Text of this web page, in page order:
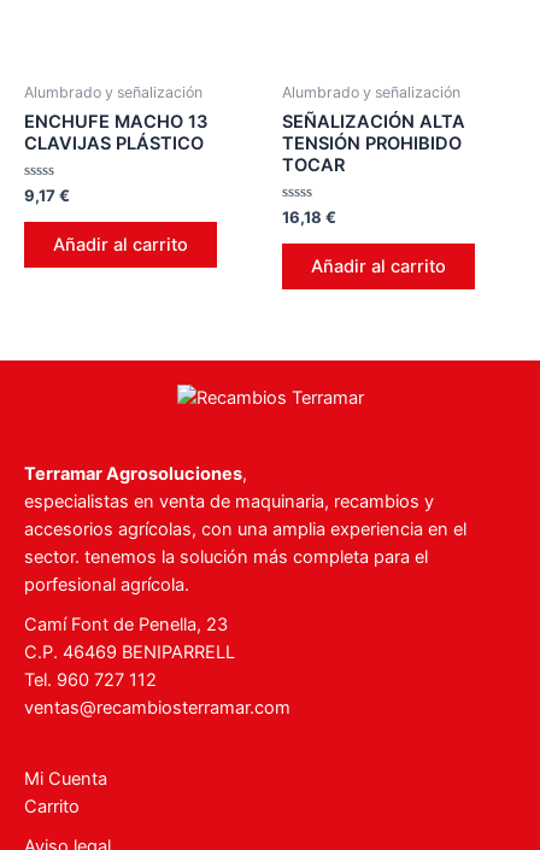
Alumbrado y señalización
ENCHUFE MACHO 13
CLAVIJAS PLÁSTICO
Valorado
en
0
9,17€
Añadir al carrito
Alumbrado y señalización
SEÑALIZACIÓN ALTA
TENSIÓN PROHIBIDO
TOCAR
Valorado
en
0
16,18 €
Añadir al carrito
Terramar Agrosoluciones,
especialistas en venta de maquinaria, recambios y
accesorios agrícolas, con una amplia experiencia en el
sector. tenemos la solución más completa para el
porfesional agrícola.
Camí Font de Penella, 23
C.P. 46469 BENIPARRELL
Tel. 960 727 112
ventas@recambiosterramar.com
Mi Cuenta
Carrito